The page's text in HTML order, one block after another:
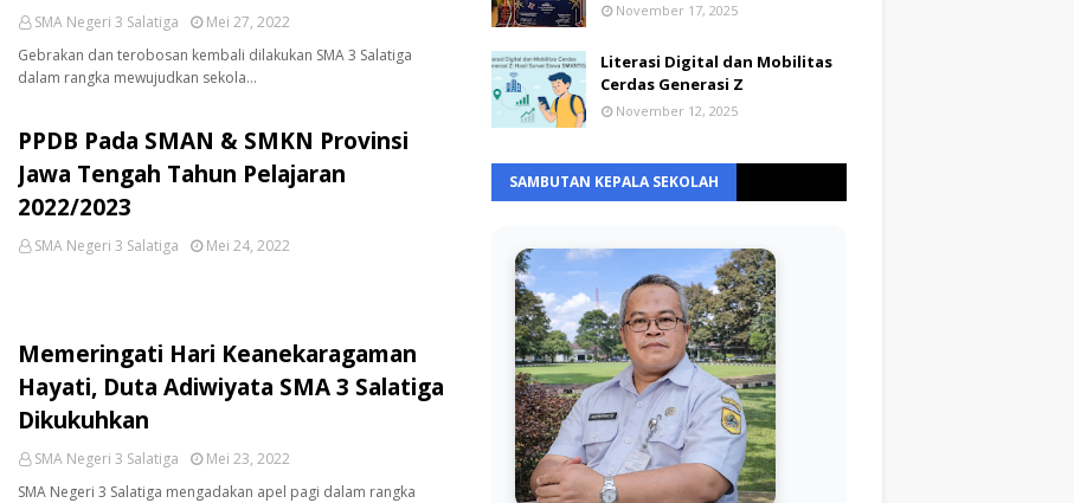
SMA Negeri 3 Salatiga
Mei 27, 2022
Gebrakan dan terobosan kembali dilakukan SMA 3 Salatiga
dalam rangka mewujudkan sekola…
PPDB Pada SMAN & SMKN Provinsi
Jawa Tengah Tahun Pelajaran
2022/2023
SMA Negeri 3 Salatiga Mei 24, 2022
Memeringati Hari Keanekaragaman
Hayati, Duta Adiwiyata SMA 3 Salatiga
Dikukuhkan
SMA Negeri 3 Salatiga
Mei 23, 2022
SMA Negeri 3 Salatiga mengadakan apel pagi dalam rangka
November 17, 2025
Literasi Digital dan Mobilitas
Cerdas Generasi Z
November 12, 2025
SAMBUTAN KEPALA SEKOLAH